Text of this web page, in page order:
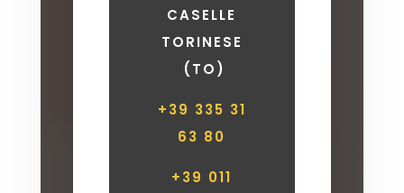
CASELLE
TORINESE
(TO)
+39 335 31
63 80
+39 011